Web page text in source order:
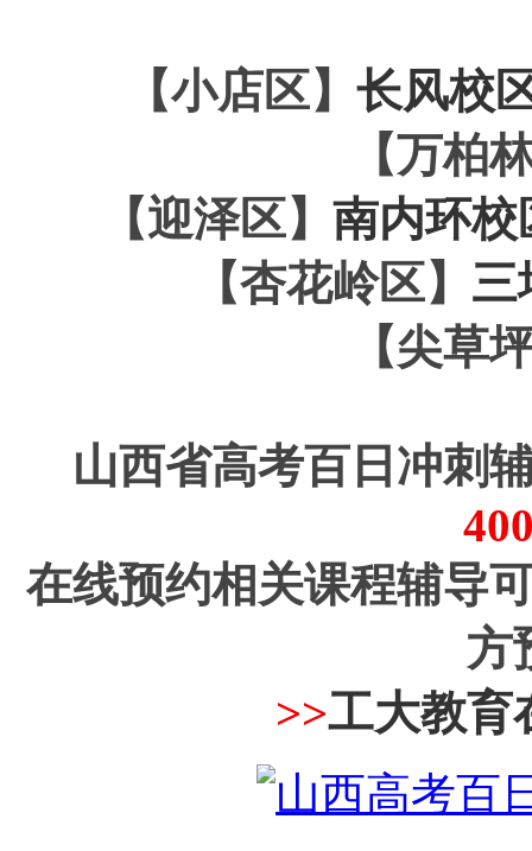
【小店区】 长风校
【万柏
【迎泽区】 南内环校
【杏花岭区】 三
【尖草
山西省高考百日冲刺
在线预约相关课程辅导
方
>>工大教育